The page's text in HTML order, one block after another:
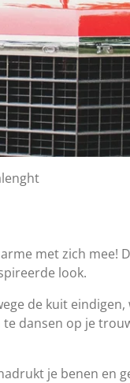
met zich mee!
look.
de kuit
dansen op je
je benen en